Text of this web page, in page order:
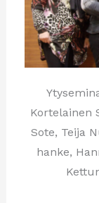
Kortelainen
Sote, Teija
hanke,